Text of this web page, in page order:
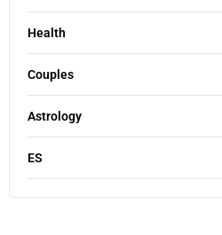
Health
Couples
Astrology
ES